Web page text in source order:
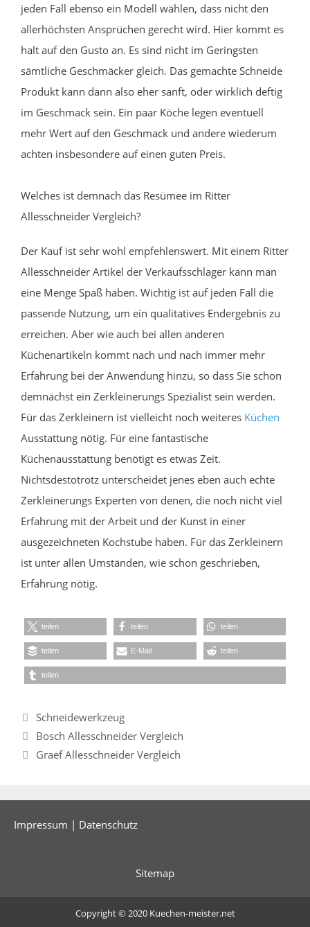
jeden Fall ebenso ein Modell wählen, dass nicht den
allerhöchsten Ansprüchen gerecht wird. Hier kommt es
halt auf den Gusto an. Es sind nicht im Geringsten
sämtliche Geschmäcker gleich. Das gemachte Schneide
Produkt kann dann also eher sanft, oder wirklich deftig
im Geschmack sein. Ein paar Köche legen eventuell
mehr Wert auf den Geschmack und andere wiederum
achten insbesondere auf einen guten Preis.
Welches ist demnach das Resümee im Ritter
Allesschneider Vergleich?
Der Kauf ist sehr wohl empfehlenswert. Mit einem Ritter
Allesschneider Artikel der Verkaufsschlager kann man
eine Menge Spaß haben. Wichtig ist auf jeden Fall die
passende Nutzung, um ein qualitatives Endergebnis zu
erreichen. Aber wie auch bei allen anderen
Küchenartikeln kommt nach und nach immer mehr
Erfahrung bei der Anwendung hinzu, so dass Sie schon
demnächst ein Zerkleinerungs Spezialist sein werden.
Für das Zerkleinern ist vielleicht noch weiteres Küchen
Ausstattung nötig. Für eine fantastische
Küchenausstattung benötigt es etwas Zeit.
Nichtsdestotrotz unterscheidet jenes eben auch echte
Zerkleinerungs Experten von denen, die noch nicht viel
Erfahrung mit der Arbeit und der Kunst in einer
ausgezeichneten Kochstube haben. Für das Zerkleinern
ist unter allen Umständen, wie schon geschrieben,
Erfahrung nötig.
teilen teilen teilen
teilen E-Mail teilen
teilen
Kategorien
Schneidewerkzeug
Bosch Allesschneider Vergleich
Graef Allesschneider Vergleich
Impressum | Datenschutz
Sitemap
Copyright © 2020 Kuechen-meister.net